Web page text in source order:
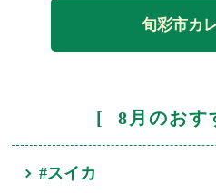
旬彩市カ
8月のおす
#スイカ